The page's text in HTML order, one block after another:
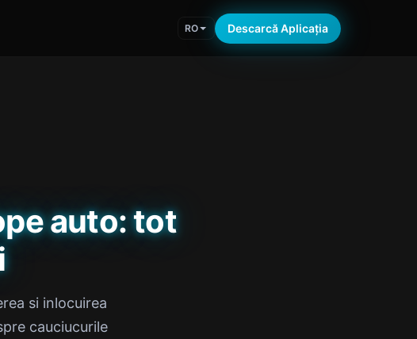
RO Descarcă Aplicația
auto: tot
si inlocuirea
cauciucurile